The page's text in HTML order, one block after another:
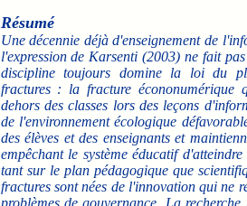
Résumé
Une décennie déjà d'enseignement de
l'expression de Karsenti (2003) ne fait
discipline toujours domine la loi du
fractures : la fracture écononumérique
dehors des classes lors des leçons
de l'environnement écologique
des élèves et des enseignants et
empêchant le système éducatif
tant sur le plan pédagogique que
fractures sont nées de l'innovation qui ne
problèmes de gouvernance. La